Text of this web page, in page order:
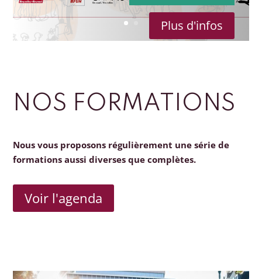
Plus d'infos
NOS FORMATIONS
Nous vous proposons régulièrement une série de
formations aussi diverses que complètes.
Voir l'agenda